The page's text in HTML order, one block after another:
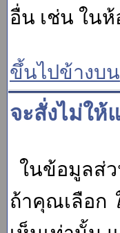
อื่น เช่น ในห้
ขึ้นไปข้างบน
จะสั่งไม่ให้
ในข้อมูลส่
ถ้าคุณเลือก